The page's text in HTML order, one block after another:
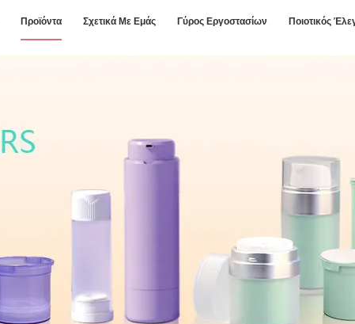
Προϊόντα Σχετικά Με Εμάς Γύρος Εργοστασίων Ποιοτικός